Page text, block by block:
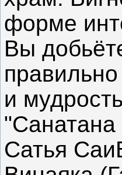
форме
Вы
и
"Санатана
Сатья